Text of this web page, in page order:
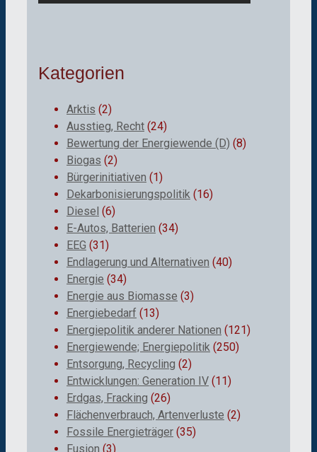
Kategorien
Arktis (2)
Ausstieg, Recht (24)
Bewertung der Energiewende (D) (8)
Biogas (2)
Bürgerinitiativen (1)
Dekarbonisierungspolitik (16)
Diesel (6)
E-Autos, Batterien (34)
EEG (31)
Endlagerung und Alternativen (40)
Energie (34)
Energie aus Biomasse (3)
Energiebedarf (13)
Energiepolitik anderer Nationen (121)
Energiewende; Energiepolitik (250)
Entsorgung, Recycling (2)
Entwicklungen: Generation IV (11)
Erdgas, Fracking (26)
Flächenverbrauch, Artenverluste (2)
Fossile Energieträger (35)
Fusion (3)